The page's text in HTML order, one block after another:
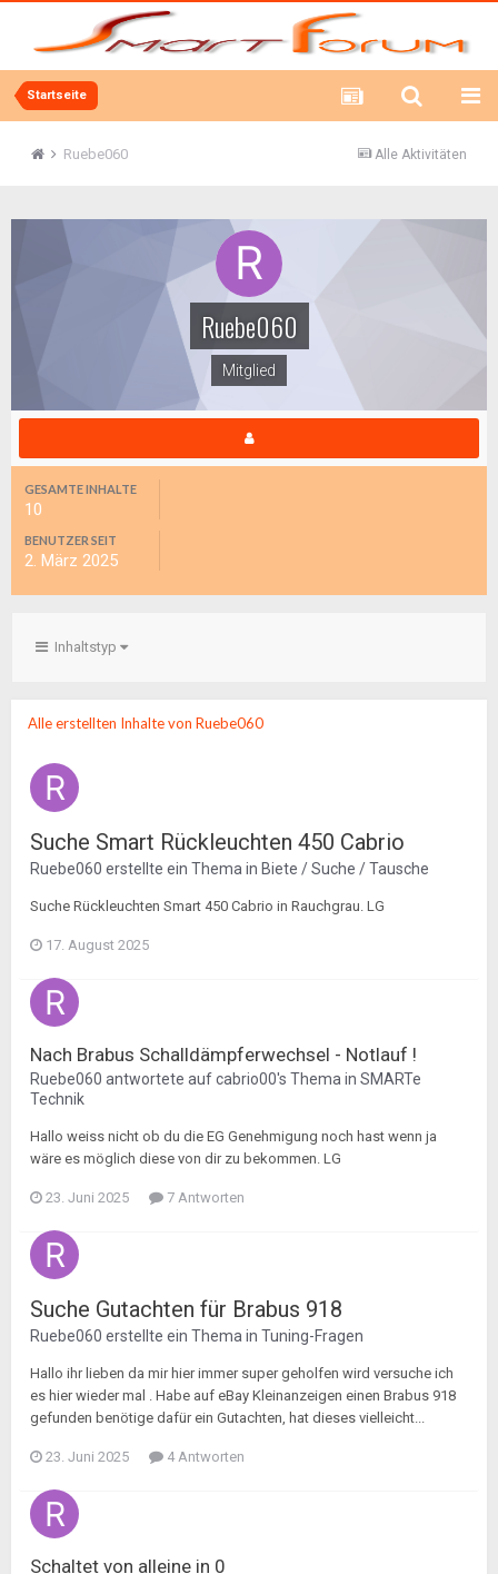
Startseite
Alle Aktivitäten
Ruebe060
Ruebe060
Mitglied
GESAMTE INHALTE
10
BENUTZER SEIT
2. März 2025
Inhaltstyp
Alle erstellten Inhalte von Ruebe060
Suche Smart Rückleuchten 450 Cabrio
Ruebe060 erstellte ein Thema in Biete / Suche / Tausche
Suche Rückleuchten Smart 450 Cabrio in Rauchgrau. LG
17. August 2025
Nach Brabus Schalldämpferwechsel - Notlauf !
Ruebe060 antwortete aufcabrio00's Thema in SMARTe
Technik
Hallo weiss nicht ob du die EG Genehmigung noch hast wenn ja
wäre es möglich diese von dir zu bekommen. LG
23. Juni 2025 7 Antworten
Suche Gutachten für Brabus 918
Ruebe060 erstellte ein Thema in Tuning-Fragen
Hallo ihr lieben da mir hier immer super geholfen wird versuche ich
es hier wieder mal . Habe auf eBay Kleinanzeigen einen Brabus 918
gefunden benötige dafür ein Gutachten, hat dieses vielleicht...
23. Juni 2025 4 Antworten
Schaltet von alleine in 0